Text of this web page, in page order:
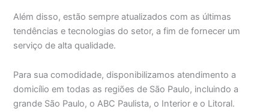
Além disso, estão sempre atualizados com as últimas
tendências e tecnologias do setor, a fim de fornecer um
serviço de alta qualidade.
Para sua comodidade, disponibilizamos atendimento a
domicílio em todas as regiões de São Paulo, incluindo a
grande São Paulo, o ABC Paulista, o Interior e o Litoral.